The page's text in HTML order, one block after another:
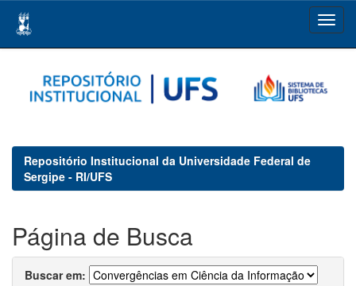
navigation
Repositório Institucional da Universidade Federal de
Sergipe - RI/UFS
Página de Busca
Buscar em: